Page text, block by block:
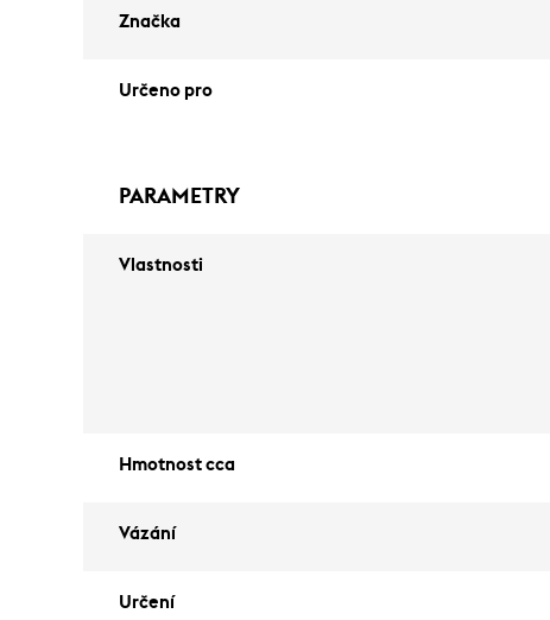
Značka
Určeno pro
PARAMETRY
Vlastnosti
Hmotnost cca
Vázání
Určení